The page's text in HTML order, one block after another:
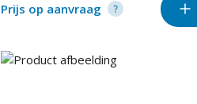
Prijs op aanvraag